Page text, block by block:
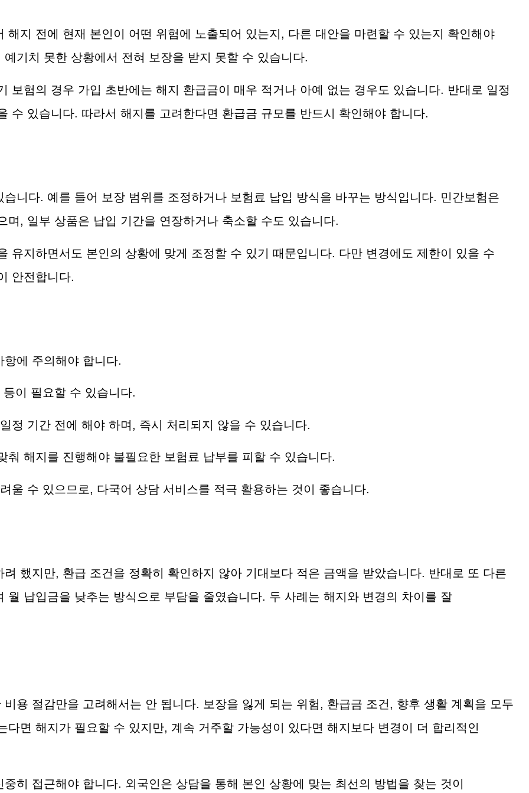
지 전에 현재 본인이 어떤 위험에 노출되어 있는지, 다른 대안을 마련할 수 있는지 확인해야
기치 못한 상황에서 전혀 보장을 받지 못할 수 있습니다.
보험의 경우 가입 초반에는 해지 환급금이 매우 적거나 아예 없는 경우도 있습니다. 반대로 일정
수 있습니다. 따라서 해지를 고려한다면 환급금 규모를 반드시 확인해야 합니다.
니다. 예를 들어 보장 범위를 조정하거나 보험료 납입 방식을 바꾸는 방식입니다. 민간보험은
, 일부 상품은 납입 기간을 연장하거나 축소할 수도 있습니다.
유지하면서도 본인의 상황에 맞게 조정할 수 있기 때문입니다. 다만 변경에도 제한이 있을 수
안전합니다.
에 주의해야 합니다.
이 필요할 수 있습니다.
정 기간 전에 해야 하며, 즉시 처리되지 않을 수 있습니다.
춰 해지를 진행해야 불필요한 보험료 납부를 피할 수 있습니다.
울 수 있으므로, 다국어 상담 서비스를 적극 활용하는 것이 좋습니다.
했지만, 환급 조건을 정확히 확인하지 않아 기대보다 적은 금액을 받았습니다. 반대로 또 다른
납입금을 낮추는 방식으로 부담을 줄였습니다. 두 사례는 해지와 변경의 차이를 잘
용 절감만을 고려해서는 안 됩니다. 보장을 잃게 되는 위험, 환급금 조건, 향후 생활 계획을 모두
면 해지가 필요할 수 있지만, 계속 거주할 가능성이 있다면 해지보다 변경이 더 합리적인
히 접근해야 합니다. 외국인은 상담을 통해 본인 상황에 맞는 최선의 방법을 찾는 것이